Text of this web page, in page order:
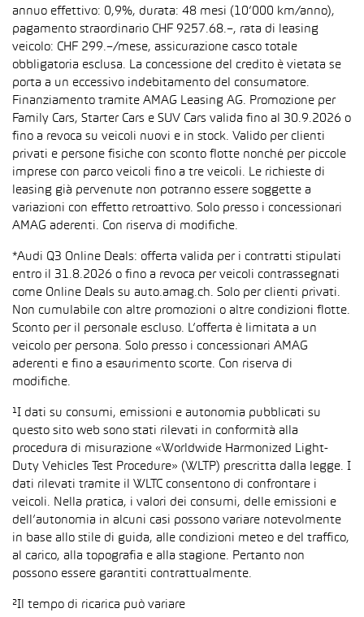
annuo effettivo: 0,9%, durata: 48 mesi (10’000 km/anno),
pagamento straordinario CHF 9257.68.–, rata di leasing
veicolo: CHF 299.–/mese, assicurazione casco totale
obbligatoria esclusa. La concessione del credito è vietata se
porta a un eccessivo indebitamento del consumatore.
Finanziamento tramite AMAG Leasing AG. Promozione per
Family Cars, Starter Cars e SUV Cars valida fino al 30.9.2026 o
fino a revoca su veicoli nuovi e in stock. Valido per clienti
privati e persone fisiche con sconto flotte nonché per piccole
imprese con parco veicoli fino a tre veicoli. Le richieste di
leasing già pervenute non potranno essere soggette a
variazioni con effetto retroattivo. Solo presso i concessionari
AMAG aderenti. Con riserva di modifiche.
*Audi Q3 Online Deals: offerta valida per i contratti stipulati
entro il 31.8.2026 o fino a revoca per veicoli contrassegnati
come Online Deals su auto.amag.ch. Solo per clienti privati.
Non cumulabile con altre promozioni o altre condizioni flotte.
Sconto per il personale escluso. L’offerta è limitata a un
veicolo per persona. Solo presso i concessionari AMAG
aderenti e fino a esaurimento scorte. Con riserva di
modifiche.
¹I dati su consumi, emissioni e autonomia pubblicati su
questo sito web sono stati rilevati in conformità alla
procedura di misurazione «Worldwide Harmonized Light-
Duty Vehicles Test Procedure» (WLTP) prescritta dalla legge. I
dati rilevati tramite il WLTC consentono di confrontare i
veicoli. Nella pratica, i valori dei consumi, delle emissioni e
dell’autonomia in alcuni casi possono variare notevolmente
in base allo stile di guida, alle condizioni meteo e del traffico,
al carico, alla topografia e alla stagione. Pertanto non
possono essere garantiti contrattualmente.
²Il tempo di ricarica può variare